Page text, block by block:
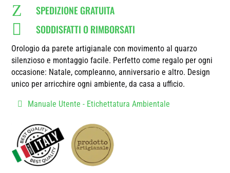
Z SPEDIZIONE GRATUITA
 SODDISFATTI O RIMBORSATI
Orologio da parete artigianale con movimento al quarzo
silenzioso e montaggio facile. Perfetto come regalo per ogni
occasione: Natale, compleanno, anniversario e altro. Design
unico per arricchire ogni ambiente, da casa a ufficio.
Manuale Utente - Etichettatura Ambientale